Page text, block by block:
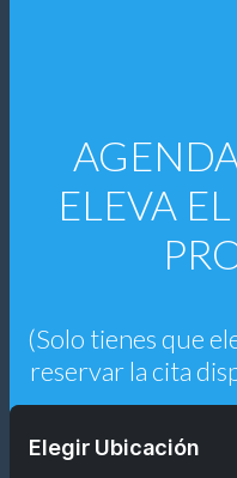
ELEVA
(Solo tienes que
reservar la cita